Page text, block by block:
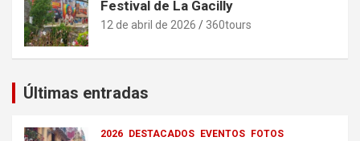
Festival de La Gacilly
12 de abril de 2026 360tours
Últimas entradas
2026 DESTACADOS EVENTOS FOTOS